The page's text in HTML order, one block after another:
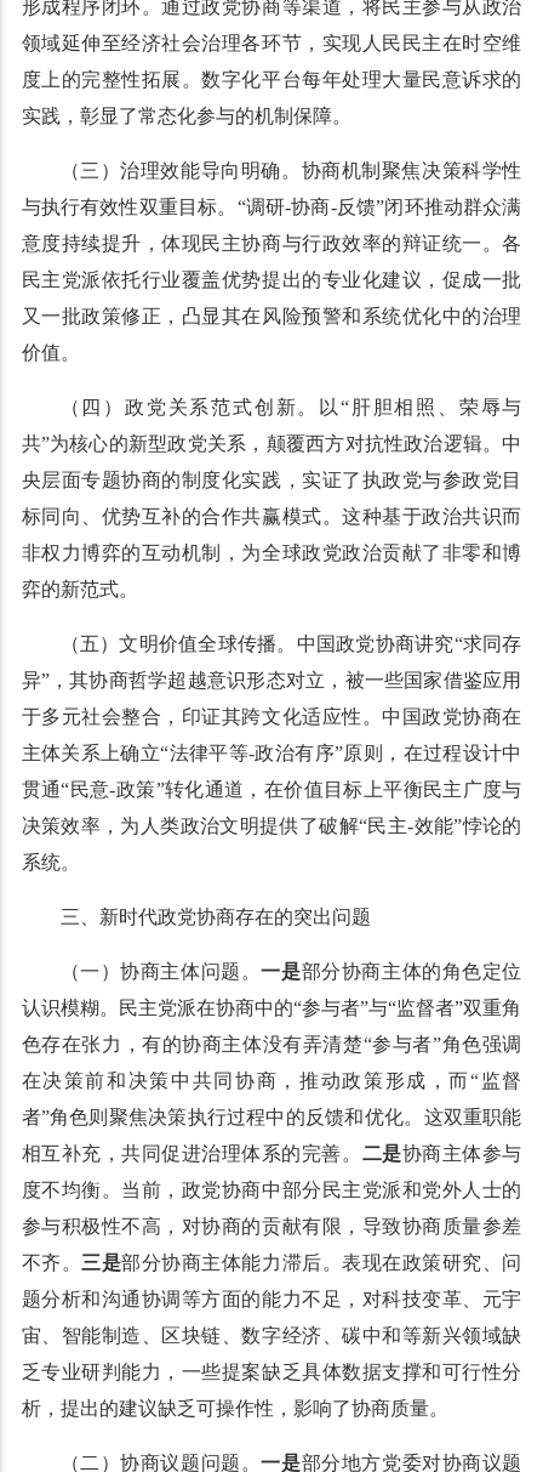
形成程序闭环。通过政党协商等渠道，将民主参与从政治
领域延伸至经济社会治理各环节，实现人民民主在时空维
度上的完整性拓展。数字化平台每年处理大量民意诉求的
实践，彰显了常态化参与的机制保障。
（三）治理效能导向明确。协商机制聚焦决策科学性
与执行有效性双重目标。“调研-协商-反馈”闭环推动群众满
意度持续提升，体现民主协商与行政效率的辩证统一。各
民主党派依托行业覆盖优势提出的专业化建议，促成一批
又一批政策修正，凸显其在风险预警和系统优化中的治理
价值。
（四）政党关系范式创新。以“肝胆相照、荣辱与
共”为核心的新型政党关系，颠覆西方对抗性政治逻辑。中
央层面专题协商的制度化实践，实证了执政党与参政党目
标同向、优势互补的合作共赢模式。这种基于政治共识而
非权力博弈的互动机制，为全球政党政治贡献了非零和博
弈的新范式。
（五）文明价值全球传播。中国政党协商讲究“求同存
异”，其协商哲学超越意识形态对立，被一些国家借鉴应用
于多元社会整合，印证其跨文化适应性。中国政党协商在
主体关系上确立“法律平等-政治有序”原则，在过程设计中
贯通“民意-政策”转化通道，在价值目标上平衡民主广度与
决策效率，为人类政治文明提供了破解“民主-效能”悖论的
系统。
三、新时代政党协商存在的突出问题
（一）协商主体问题。一是部分协商主体的角色定位
认识模糊。民主党派在协商中的“参与者”与“监督者”双重角
色存在张力，有的协商主体没有弄清楚“参与者”角色强调
在决策前和决策中共同协商，推动政策形成，而“监督
者”角色则聚焦决策执行过程中的反馈和优化‌。这双重职能
相互补充，共同促进治理体系的完善。‌ 二是协商主体参与
度不均衡。当前，政党协商中部分民主党派和党外人士的
参与积极性不高，对协商的贡献有限，导致协商质量参差
不齐。 三是部分协商主体能力滞后。表现在政策研究、问
题分析和沟通协调等方面的能力不足，对科技变革、元宇
宙、智能制造、区块链、数字经济、碳中和等新兴领域缺
乏专业研判能力，一些提案缺乏具体数据支撑和可行性分
析，提出的建议缺乏可操作性，影响了协商质量。
（二）协商议题问题。一是部分地方党委对协商议题